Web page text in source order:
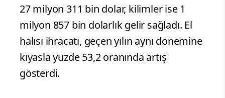
27 milyon 311 bin dolar, kilimler ise 1
milyon 857 bin dolarlık gelir sağladı. El
halısı ihracatı, geçen yılın aynı dönemine
kıyasla yüzde 53,2 oranında artış
gösterdi.